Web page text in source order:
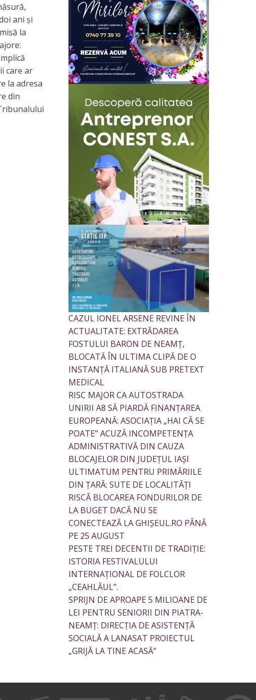
ani și
la
care ar
la adresa
din
CAZUL IONEL ARSENE REVINE ÎN
ACTUALITATE: EXTRĂDAREA
FOSTULUI BARON DE NEAMȚ,
BLOCATĂ ÎN ULTIMA CLIPĂ DE O
INSTANȚĂ ITALIANĂ SUB PRETEXT
MEDICAL
RISC MAJOR CA AUTOSTRADA
UNIRII A8 SĂ PIARDĂ FINANȚAREA
EUROPEANĂ: ASOCIAȚIA „HAI CĂ SE
POATE” ACUZĂ INCOMPETENȚA
ADMINISTRATIVĂ DIN CAUZA
BLOCAJELOR DIN JUDEȚUL IAȘI
ULTIMATUM PENTRU PRIMĂRIILE
DIN ȚARĂ: SUTE DE LOCALITĂȚI
RISCĂ BLOCAREA FONDURILOR DE
LA BUGET DACĂ NU SE
CONECTEAZĂ LA GHIȘEUL.RO PÂNĂ
PE 25 AUGUST
PESTE TREI DECENTII DE TRADIȚIE:
ISTORIA FESTIVALULUI
INTERNAȚIONAL DE FOLCLOR
„CEAHLĂUL”.
SPRIJN DE APROAPE 5 MILIOANE DE
LEI PENTRU SENIORII DIN PIATRA-
NEAMȚ: DIRECȚIA DE ASISTENȚĂ
SOCIALĂ A LANASAT PROIECTUL
„GRIJĂ LA TINE ACASĂ”